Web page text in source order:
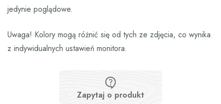
jedynie poglądowe.
Uwaga! Kolory mogą różnić się od tych ze zdjęcia, co wynika
z indywidualnych ustawień monitora.
Zapytaj o produkt